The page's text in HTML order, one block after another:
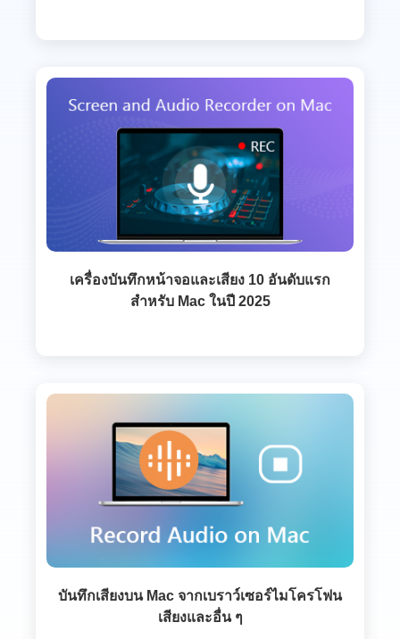
เครื่องบันทึกหน้าจอและเสียง 10 อันดับแรก
สำหรับ Mac ในปี 2025
บันทึกเสียงบน Mac จากเบราว์เซอร์ไมโครโฟน
เสียงและอื่น ๆ